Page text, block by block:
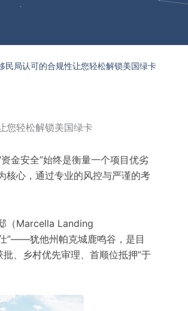
民局认可的合规性让您轻松解锁美国绿卡
您轻松解锁美国绿卡
金安全”始终是衡量一个项目优劣
核心，通过专业的风控与严谨的考
（Marcella Landing
”——犹他州帕克城鹿鸣谷，是目
、乡村优先审理、首顺位抵押”于